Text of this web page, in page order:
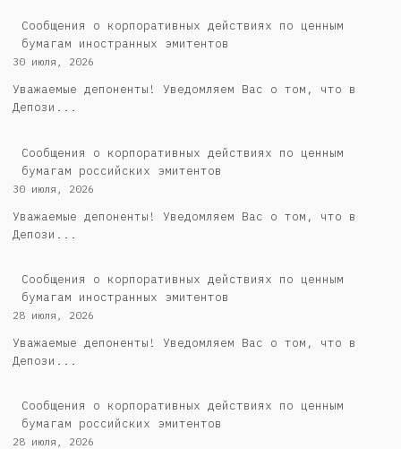
Сообщения о корпоративных действиях по ценным
бумагам иностранных эмитентов
30 июля, 2026
Уважаемые депоненты! Уведомляем Вас о том, что в
Депози...
Cообщения о корпоративных действиях по ценным
бумагам российских эмитентов
30 июля, 2026
Уважаемые депоненты! Уведомляем Вас о том, что в
Депози...
Сообщения о корпоративных действиях по ценным
бумагам иностранных эмитентов
28 июля, 2026
Уважаемые депоненты! Уведомляем Вас о том, что в
Депози...
Cообщения о корпоративных действиях по ценным
бумагам российских эмитентов
28 июля, 2026